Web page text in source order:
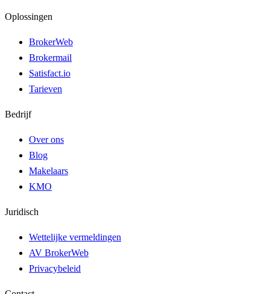
Oplossingen
BrokerWeb
Brokermail
Satisfact.io
Tarieven
Bedrijf
Over ons
Blog
Makelaars
KMO
Juridisch
Wettelijke vermeldingen
AV BrokerWeb
Privacybeleid